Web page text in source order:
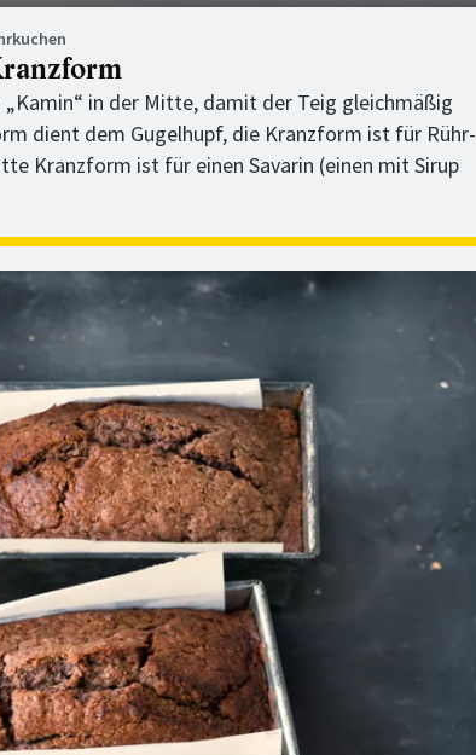
in der Mitte, damit der Teig gleichmäßig
dient dem Gugelhupf, die Kranzform ist für Rühr-
Kranzform ist für einen Savarin (einen mit Sirup